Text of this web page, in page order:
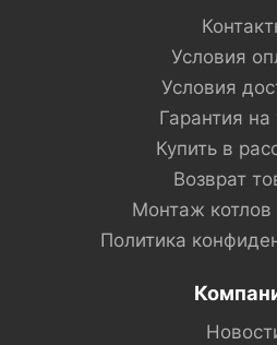
Условия
Условия
Гарантия на
Купить в
Возврат
Монтаж котлов
Политика